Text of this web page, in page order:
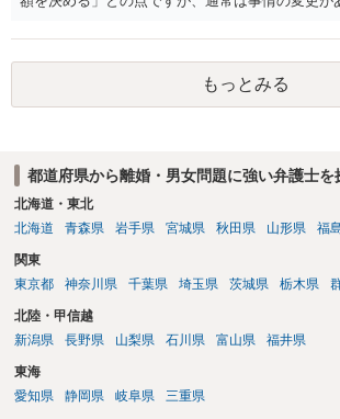
来なかった事情の変更により双方協議の上増減出
に勤務先」が含まれているので、私に収入が入っ
行く事になり、上記のような文言が無くても養育
来るかと思うのですが違うのでしょうか？との点
もっとみる
都道府県から離婚・男女問題に強い弁護士を
北海道・東北
北海道
青森県 岩手県 宮城県 秋田県 山形県 福
関東
東京都
神奈川県 千葉県 埼玉県 茨城県 栃木県
北陸・甲信越
新潟県
長野県 山梨県 石川県 富山県 福井県
東海
愛知県
静岡県 岐阜県 三重県